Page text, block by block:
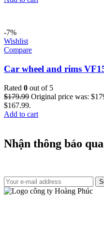
-7%
Wishlist
Compare
Car wheel and rims
Rated 0 out of 5
$179.99 Original price was:
$167.99.
Add to cart
Nhận thông báo